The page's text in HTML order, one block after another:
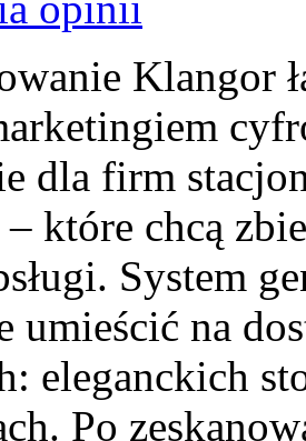
Klangor
dla firm
które chcą
System
umieścić na
eleganckich
. Po